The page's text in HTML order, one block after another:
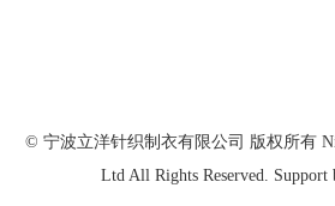
© 宁波立洋针织制衣有限公司 版权所有
Ltd All Rights Reserved. Support